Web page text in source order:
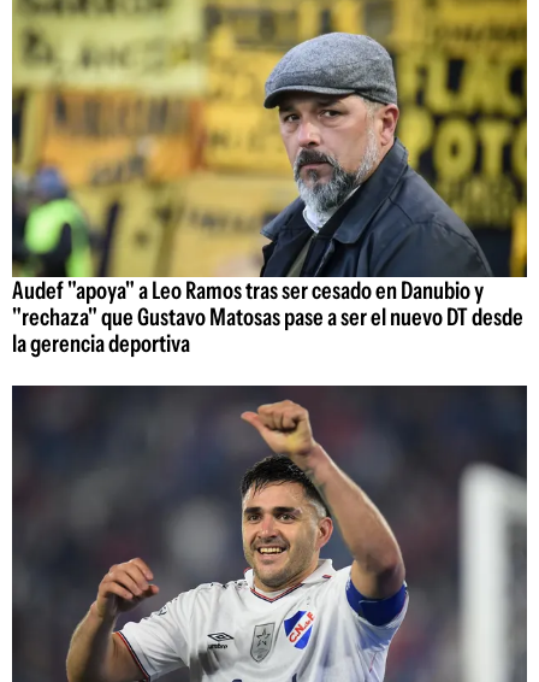
Audef "apoya" a Leo Ramos tras ser cesado en Danubio y
"rechaza" que Gustavo Matosas pase a ser el nuevo DT desde
la gerencia deportiva